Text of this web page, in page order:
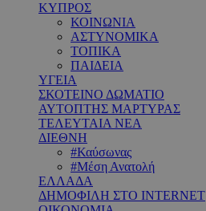
ΚΥΠΡΟΣ
ΚΟΙΝΩΝΙΑ
ΑΣΤΥΝΟΜΙΚΑ
ΤΟΠΙΚΑ
ΠΑΙΔΕΙΑ
ΥΓΕΙΑ
ΣΚΟΤΕΙΝΟ ΔΩΜΑΤΙΟ
ΑΥΤΟΠΤΗΣ ΜΑΡΤΥΡΑΣ
ΤΕΛΕΥΤΑΙΑ ΝΕΑ
ΔΙΕΘΝΗ
#Καύσωνας
#Μέση Ανατολή
ΕΛΛΑΔΑ
ΔΗΜΟΦΙΛΗ ΣΤΟ INTERNET